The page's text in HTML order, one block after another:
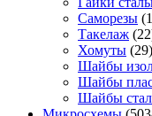
Саморезы
Такелаж
Хомуты (29)
Шайбы
Шайбы
Шайбы